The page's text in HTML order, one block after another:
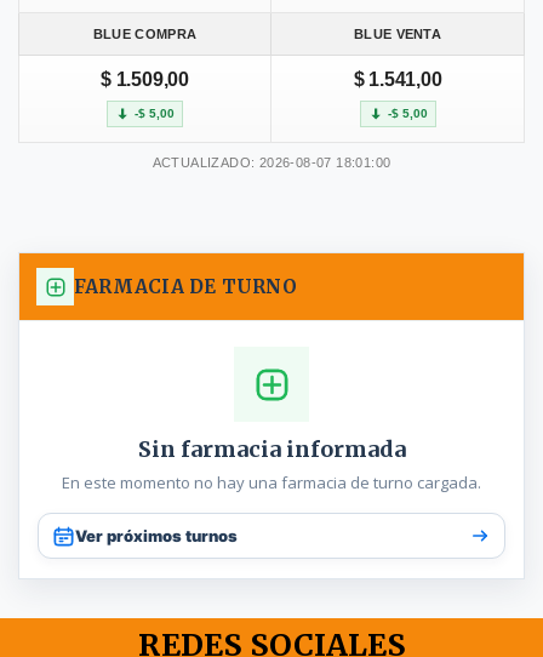
BLUE COMPRA BLUE VENTA
$ 1.509,00
-$ 5,00
$ 1.541,00
-$ 5,00
ACTUALIZADO: 2026-08-07 18:01:00
FARMACIA DE TURNO
Sin farmacia informada
En este momento no hay una farmacia de turno cargada.
Ver próximos turnos
REDES SOCIALES